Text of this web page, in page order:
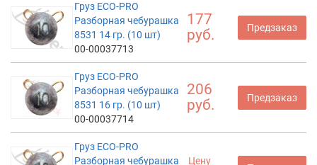
Груз ECO-PRO
Разборная чебурашка
8531 14 гр. (10 шт)
00-00037713
177
руб.
Предзаказ
Груз ECO-PRO
Разборная чебурашка
8531 16 гр. (10 шт)
00-00037714
206
руб.
Предзаказ
Груз ECO-PRO
Разборная чебурашка
Цену